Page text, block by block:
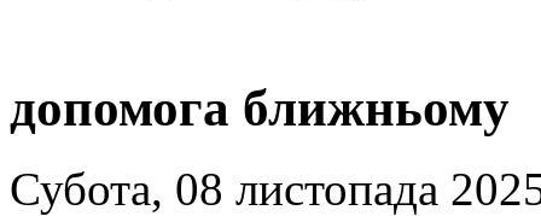
допомога ближньому
Субота, 08 листопада